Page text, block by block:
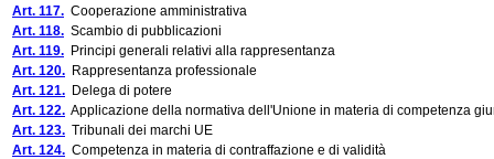
Art. 117. Cooperazione amministrativa
Art. 118. Scambio di pubblicazioni
Art. 119. Principi generali relativi alla rappresentanza
Art. 120. Rappresentanza professionale
Art. 121. Delega di potere
Art. 122. Applicazione della normativa dell'Unione in materia di competenza
Art. 123. Tribunali dei marchi UE
Art. 124. Competenza in materia di contraffazione e di validità